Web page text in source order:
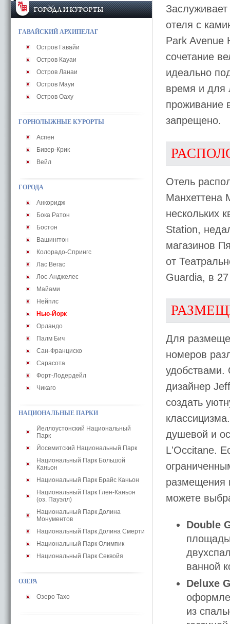
ГАВАЙСКИЙ АРХИПЕЛАГ
Остров Гавайи
Остров Кауаи
Остров Ланаи
Остров Мауи
Остров Оаху
ГОРНОЛЫЖНЫЕ КУРОРТЫ
Аспен
Бивер-Крик
Вейл
ГОРОДА
Анкоридж
Бока Ратон
Бостон
Вашингтон
Колорадо-Спрингс
Лас Вегас
Лос-Анджелес
Майами
Нейплс
Нью-Йорк
Орландо
Палм Бич
Сан-Франциско
Сарасота
Форт-Лодердейл
Чикаго
НАЦИОНАЛЬНЫЕ ПАРКИ
Йеллоустонский Национальный
Парк
Йосемитский Национальный Парк
Национальный Парк Большой
Каньон
Национальный Парк Брайс Каньон
Национальный Парк Глен-Каньон
(оз. Пауэлл)
Национальный Парк Долина
Монументов
Национальный Парк Долина Смерти
Национальный Парк Олимпик
Национальный Парк Секвойя
ОЗЕРА
Озеро Тахо
отеля с
Park Avenue
сочетание
идеально
время и для
проживание
запрещено.
Отель
Манхеттена
нескольких
Station,
магазинов
от
Guardia, в
Для
номеров
удобствами.
дизайнер
создать
душевой и
L'Occitane.
размещения
можете
Double
ванной
Deluxe
из